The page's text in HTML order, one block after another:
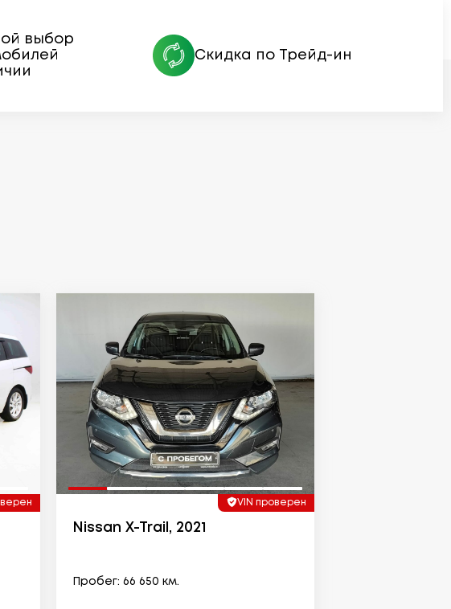
выбор
Скидка по Трейд-ин
VIN проверен
Nissan X-Trail, 2021
Пробег: 66 650 км.